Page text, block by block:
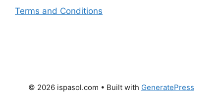
Terms and Conditions
© 2026 ispasol.com • Built with GeneratePress